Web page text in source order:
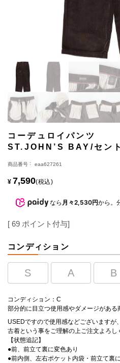
コーデュロイパンツ
ST.JOHN’S BAY/セン
商品番号 eaa627261
¥ 7,590 税込
なら 月々2,530円から。
[ 69 ポイント付与]
コンディション
S A B
コンディション：C
部分的に目立つ使用感やダメージがある
USEDですので使用感などございますが
古着という事をご理解の上ご注文よろし
【状態追記】
●前、前立て裏に変色あり
●前内側、左右ポケット内袋・前立て裏